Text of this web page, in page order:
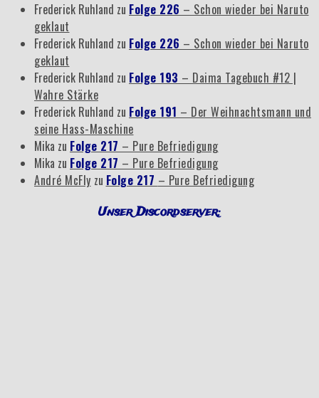
Frederick Ruhland zu Folge 226 – Schon wieder bei Naruto
geklaut
Frederick Ruhland zu Folge 226 – Schon wieder bei Naruto
geklaut
Frederick Ruhland zu Folge 193 – Daima Tagebuch #12 |
Wahre Stärke
Frederick Ruhland zu Folge 191 – Der Weihnachtsmann und
seine Hass-Maschine
Mika zu Folge 217 – Pure Befriedigung
Mika zu Folge 217 – Pure Befriedigung
André McFly zu Folge 217 – Pure Befriedigung
Unser Discordserver: